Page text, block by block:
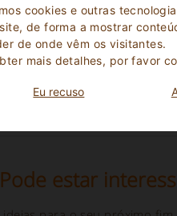
cookies e outras
de forma a mostrar
de onde vêm os visitantes.
mais detalhes, por favor
Eu recuso
Tramonti 2465
2 -Mínimo
Pode estar